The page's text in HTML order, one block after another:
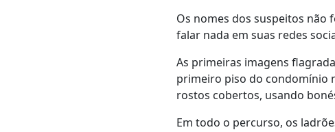
Os nomes dos suspeitos não
falar nada em suas redes
As primeiras imagens
primeiro piso do condomínio
rostos cobertos, usando
Em todo o percurso, os